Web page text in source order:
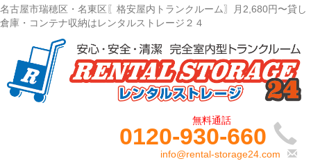
名古屋市瑞穂区・名東区〖格安屋内トランクルーム〗月2,680円〜貸し
倉庫・コンテナ収納はレンタルストレージ２４
0120-930-660
info@rental-storage24.com